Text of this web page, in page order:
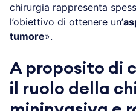
chirurgia rappresenta
l’obiettivo di ottenere un’
tumore».
A proposito di
il ruolo della